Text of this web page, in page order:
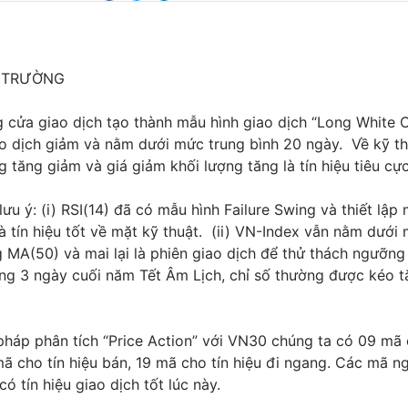
cửa giao dịch tạo thành mẫu hình giao dịch “Long White
dịch giảm và nằm dưới mức trung bình 20 ngày. Về kỹ
tăng giảm và giá giảm khối lượng tăng là tín hiệu tiêu
ý: (i) RSI(14) đã có mẫu hình Failure Swing và thiết lập
tín hiệu tốt về mặt kỹ thuật. (ii) VN-Index vẫn nằm dưới
MA(50) và mai lại là phiên giao dịch để thử thách
3 ngày cuối năm Tết Âm Lịch, chỉ số thường được kéo
phân tích “Price Action” với VN30 chúng ta có 09 mã
cho tín hiệu bán, 19 mã cho tín hiệu đi ngang. Các mã
tín hiệu giao dịch tốt lúc này.